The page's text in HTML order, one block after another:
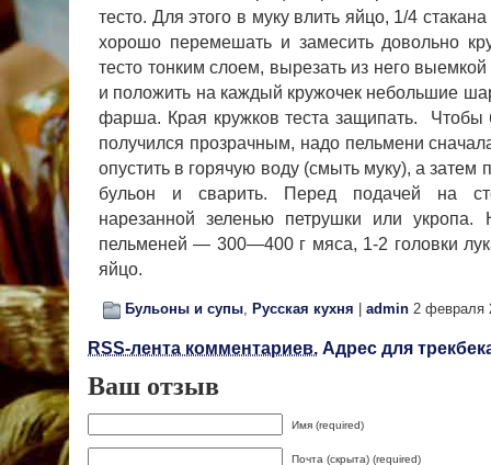
тесто. Для этого в муку влить яйцо, 1/4
хорошо переме­шать и замесить довольно
тесто тонким слоем, вырезать из него
и положить на каждый кружочек небольшие
фарша. Края кружков теста защипать. Чтобы
получился прозрачным, надо пельмени
опустить в горячую воду (смыть муку), а затем
бульон и сварить. Перед подачей на
нарезанной зеленью петрушки или
пельменей — 300—400 г мяса, 1-2 головки
яйцо.
Бульоны и супы, Русская кухня admin 2 февраля
RSS-лента комментариев. Адрес для
Ваш отзыв
Имя (required)
Почта (скрыта) (required)